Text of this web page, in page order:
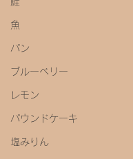
魚
パン
ブルーベリー
レモン
パウンドケーキ
塩みりん